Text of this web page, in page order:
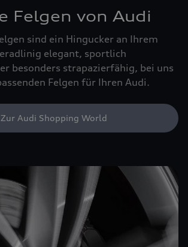
Felgen von Audi
sind ein Hingucker an Ihrem
elegant, sportlich
besonders strapazierfähig, bei uns
Felgen für Ihren Audi.
Zur Audi Shopping World